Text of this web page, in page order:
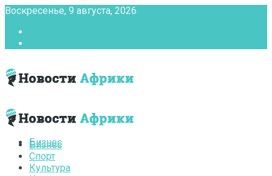
Воскресенье, 9 августа, 2026
Бизнес
Бизнес
Спорт
Культура